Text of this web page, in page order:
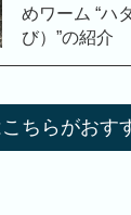
めワーム “ハ
び）”の紹介
ちらがおす